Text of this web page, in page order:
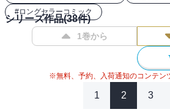
#ロングセラーコミック
シリーズ作品(38件)
1巻から
※無料、予約、入荷通知のコンテン
1 2 3